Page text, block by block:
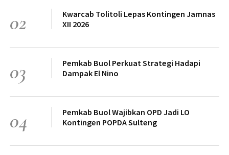
02
Kwarcab Tolitoli Lepas Kontingen Jamnas
XII 2026
03
Pemkab Buol Perkuat Strategi Hadapi
Dampak El Nino
04
Pemkab Buol Wajibkan OPD Jadi LO
Kontingen POPDA Sulteng